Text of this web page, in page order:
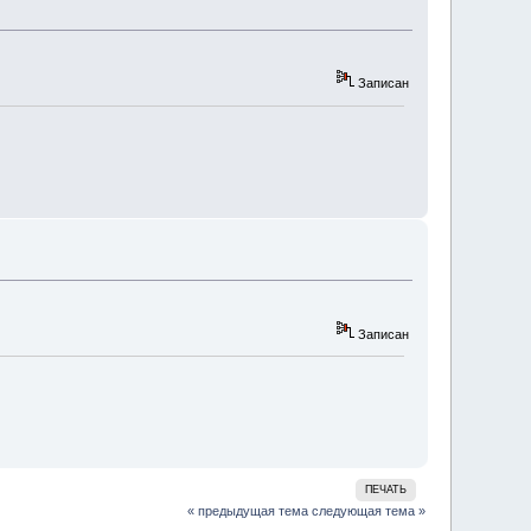
Записан
Записан
ПЕЧАТЬ
« предыдущая тема следующая тема »